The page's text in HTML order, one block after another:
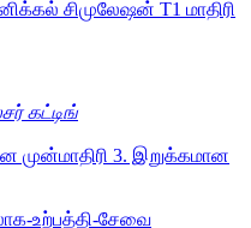
சிமுலேஷன் T1 மாதிரி
கட்டிங்
முன்மாதிரி 3. இறுக்கமான